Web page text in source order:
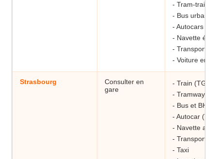
- Tram-train
- Bus urbains
- Autocars
- Navette
- Transport à
- Voiture en
Strasbourg
Consulter en
gare
- Train (TGV
- Tramway
- Bus et
- Autocar
- Navette
- Transport à
- Taxi